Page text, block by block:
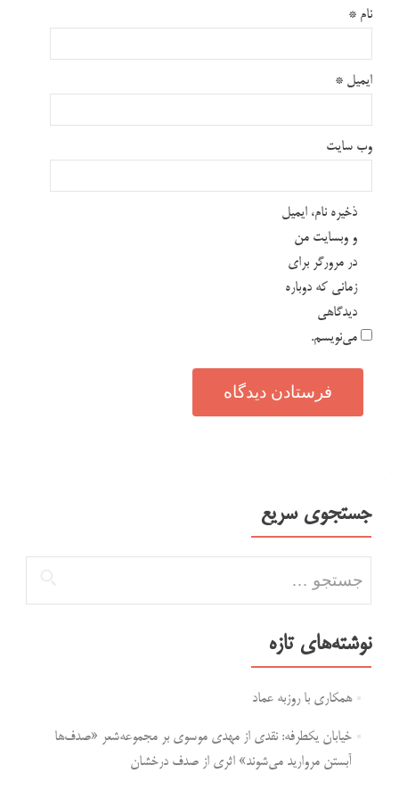
نام *
ایمیل *
وب‌ سایت
ذخیره نام، ایمیل
و وبسایت من
در مرورگر برای
زمانی که دوباره
دیدگاهی
می‌نویسم.
جستجوی سریع
نوشته‌های تازه
همکاری با روزبه عماد
خیابان یکطرفه: نقدی از مهدی موسوی بر مجموعه‌شعر «صدف‌ها
آبستن مروارید می‌شوند» اثری از صدف درخشان